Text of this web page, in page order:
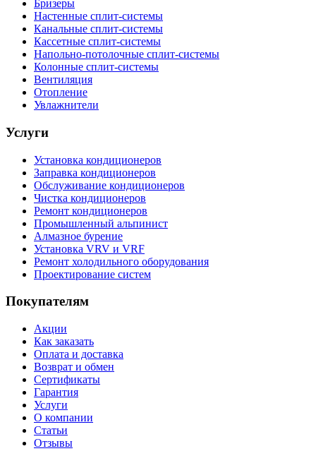
Бризеры
Настенные сплит-системы
Канальные сплит-системы
Кассетные сплит-системы
Напольно-потолочные сплит-системы
Колонные сплит-системы
Вентиляция
Отопление
Увлажнители
Услуги
Установка кондиционеров
Заправка кондиционеров
Обслуживание кондиционеров
Чистка кондиционеров
Ремонт кондиционеров
Промышленный альпинист
Алмазное бурение
Установка VRV и VRF
Ремонт холодильного оборудования
Проектирование систем
Покупателям
Акции
Как заказать
Оплата и доставка
Возврат и обмен
Сертификаты
Гарантия
Услуги
О компании
Статьи
Отзывы